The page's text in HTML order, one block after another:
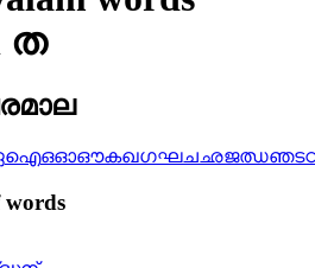
ത
ഐഒഓഔകഖഗഘചഛജഝഞട
words